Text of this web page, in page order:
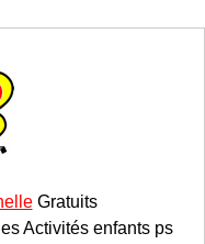
Gratuits
Activités enfants ps